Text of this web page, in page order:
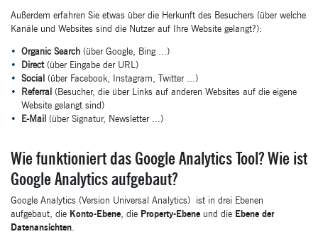
Außerdem erfahren Sie etwas über die Herkunft des Besuchers (über welche
Kanäle und Websites sind die Nutzer auf Ihre Website gelangt?):
Organic Search(über Google, Bing ...)
Direct(über Eingabe der URL)
Social (über Facebook, Instagram, Twitter ...)
Referral (Besucher, die über Links auf anderen Websites auf die eigene
Website gelangt sind)
E-Mail (über Signatur, Newsletter ...)
Wie funktioniert das Google Analytics Tool? Wie ist
Google Analytics aufgebaut?
Google Analytics (Version Universal Analytics) ist in drei Ebenen
aufgebaut, die Konto-Ebene, die Property-Ebene und die Ebene der
Datenansichten.